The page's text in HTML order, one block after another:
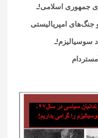
جمهوری اسلامی!ـ
جنگ‌های امپریالیستی
سوسیالیزم!ـ